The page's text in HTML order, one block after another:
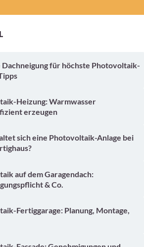
für höchste Photovoltaik-
Heizung: Warmwasser
erzeugen
sich eine Photovoltaik-Anlage bei
auf dem Garagendach:
& Co.
Fertiggarage: Planung, Montage,